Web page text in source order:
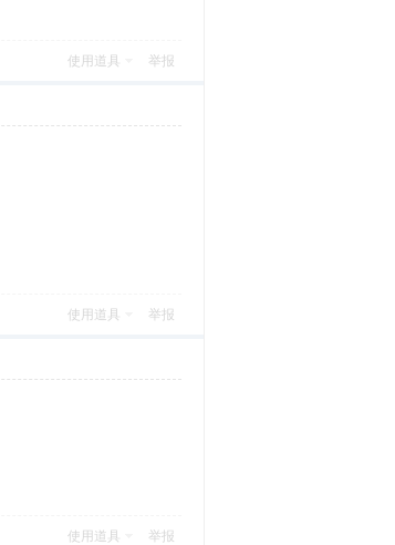
使用道具 举报
使用道具 举报
使用道具 举报